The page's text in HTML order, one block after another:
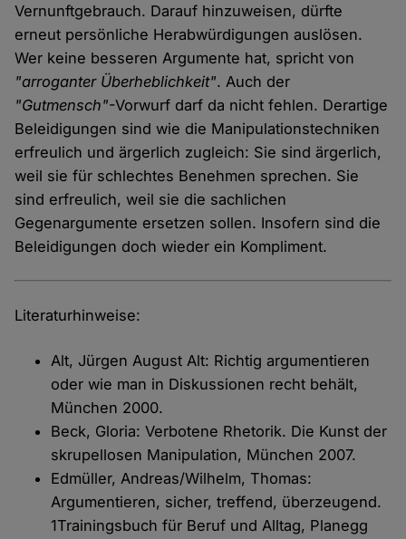
Vernunftgebrauch. Darauf hinzuweisen, dürfte
erneut persönliche Herabwürdigungen auslösen.
Wer keine besseren Argumente hat, spricht von
"arroganter Überheblichkeit". Auch der
"Gutmensch"-Vorwurf darf da nicht fehlen. Derartige
Beleidigungen sind wie die Manipulationstechniken
erfreulich und ärgerlich zugleich: Sie sind ärgerlich,
weil sie für schlechtes Benehmen sprechen. Sie
sind erfreulich, weil sie die sachlichen
Gegenargumente ersetzen sollen. Insofern sind die
Beleidigungen doch wieder ein Kompliment.
Literaturhinweise:
Alt, Jürgen August Alt: Richtig argumentieren
oder wie man in Diskussionen recht behält,
München 2000.
Beck, Gloria: Verbotene Rhetorik. Die Kunst der
skrupellosen Manipulation, München 2007.
Edmüller, Andreas/Wilhelm, Thomas:
Argumentieren, sicher, treffend, überzeugend.
1Trainingsbuch für Beruf und Alltag, Planegg